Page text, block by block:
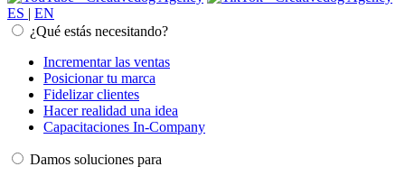
ES | EN
¿Qué estás necesitando?
Incrementar las ventas
Posicionar tu marca
Fidelizar clientes
Hacer realidad una idea
Capacitaciones In-Company
Damos soluciones para